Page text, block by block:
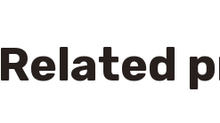
Related